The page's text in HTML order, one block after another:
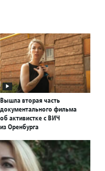
Вышла вторая часть
документального фильма
об активистке с ВИЧ
из Оренбурга